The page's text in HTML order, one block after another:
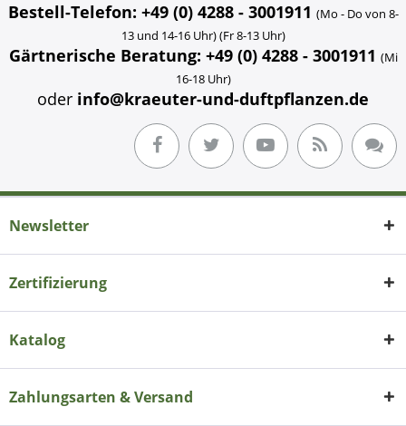
Bestell-Telefon: +49 (0) 4288 - 3001911 (Mo - Do von 8-
13 und 14-16 Uhr) (Fr 8-13 Uhr)
Gärtnerische Beratung: +49 (0) 4288 - 3001911 (Mi
16-18 Uhr)
oder info@kraeuter-und-duftpflanzen.de
Newsletter
Zertifizierung
Katalog
Zahlungsarten & Versand